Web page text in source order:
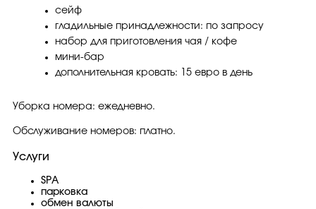
сейф
гладильные принадлежности: по запросу
набор для приготовления чая / кофе
мини-бар
дополнительная кровать: 15 евро в день
Уборка номера: ежедневно.
Обслуживание номеров: платно.
Услуги
SPA
парковка
обмен валюты